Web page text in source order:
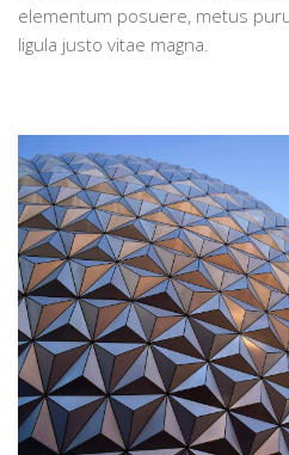
elementum posuere, metus
ligula justo vitae magna.